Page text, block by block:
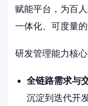
赋能平台，为百
一体化、可度量
研发管理能力核心
全链路需求与
沉淀到迭代开